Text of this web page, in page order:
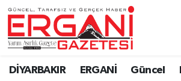
DİYARBAKIR ERGANİ Güncel
DİYARBAKIR
BİSMİL
BAĞLAR
ERGANİ
Ergani Nöbetçi Eczaneler
Ergani Hava Durumu